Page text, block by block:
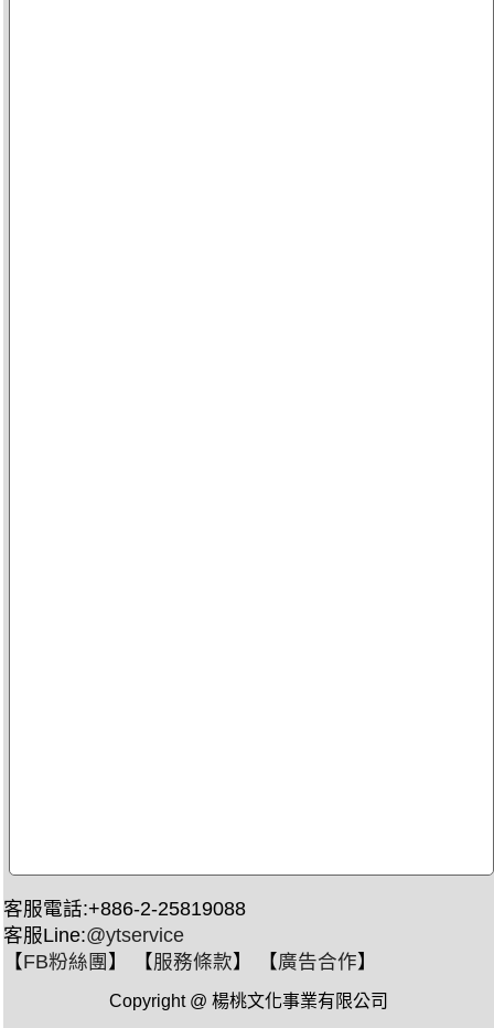
客服電話:+886-2-25819088
客服Line:@ytservice
【FB粉絲團 】 【服務條款】 【廣告合作】
Copyright @ 楊桃文化事業有限公司